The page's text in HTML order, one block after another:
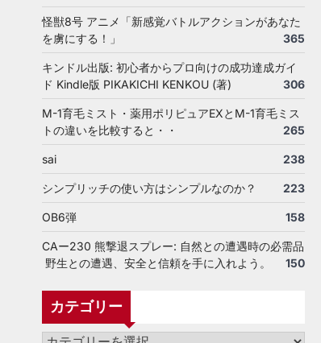
怪獣8号 アニメ「新感覚バトルアクションがあなた
を虜にする！」
365
キンドル出版: 初心者からプロ向けの成功達成ガイ
ド Kindle版 PIKAKICHI KENKOU (著)
306
M-1育毛ミスト・薬用ポリピュアEXとM-1育毛ミス
トの違いを比較すると・・
265
sai 238
シンプリッチの使い方はシンプルなのか？ 223
OB6弾 158
CAー230 熊撃退スプレー: 自然との遭遇時の必需品
野生との遭遇、安全と信頼を手に入れよう。
150
カテゴリー